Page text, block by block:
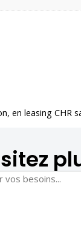
, en leasing CHR